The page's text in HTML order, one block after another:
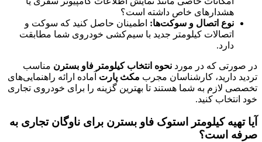
هشدارهای خاص داشته است؟
نوع اتصال و سوکت‌ها: اطمینان حاصل کنید که سوکت و
اتصالات کیلومتر جدید با سیم‌کشی خودروی شما مطابقت
دارد.
در صورتی که در مورد نحوه انتخاب کیلومتر فاو بسترن مناسب
تردید دارید، کارشناسان مجرب مکث پارت آماده ارائه راهنمایی‌های
تخصصی لازم به شما هستند تا بهترین گزینه را برای خودروی تجاری
خود انتخاب کنید.
آیا تهیه کیلومتر استوک فاو بسترن برای ناوگان تجاری به
صرفه است؟